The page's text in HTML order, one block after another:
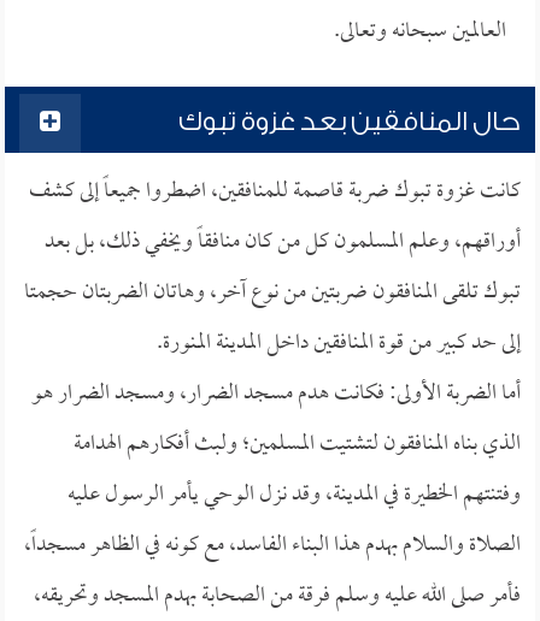
العالمين سبحانه وتعالى.
حال المنافقين بعد غزوة تبوك
كانت غزوة تبوك ضربة قاصمة للمنافقين، اضطروا جميعاً إلى كشف
أوراقهم، وعلم المسلمون كل من كان منافقاً ويخفي ذلك، بل بعد
تبوك تلقى المنافقون ضربتين من نوع آخر، وهاتان الضربتان حجمتا
إلى حد كبير من قوة المنافقين داخل المدينة المنورة.
أما الضربة الأولى: فكانت هدم مسجد الضرار، ومسجد الضرار هو
الذي بناه المنافقون لتشتيت المسلمين؛ ولبث أفكارهم الهدامة
وفتنتهم الخطيرة في المدينة، وقد نزل الوحي يأمر الرسول عليه
الصلاة والسلام بهدم هذا البناء الفاسد، مع كونه في الظاهر مسجداً،
فأمر صلى الله عليه وسلم فرقة من الصحابة بهدم المسجد وتحريقه،